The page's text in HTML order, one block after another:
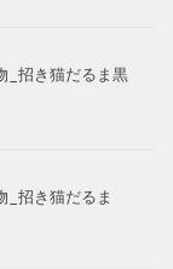
_招き猫だるま黒
_招き猫だるま